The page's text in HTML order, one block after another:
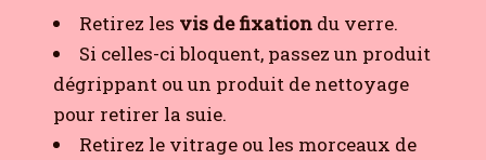
Retirez les vis de fixation du verre.
Si celles-ci bloquent, passez un produit
dégrippant ou un produit de nettoyage
pour retirer la suie.
Retirez le vitrage ou les morceaux de